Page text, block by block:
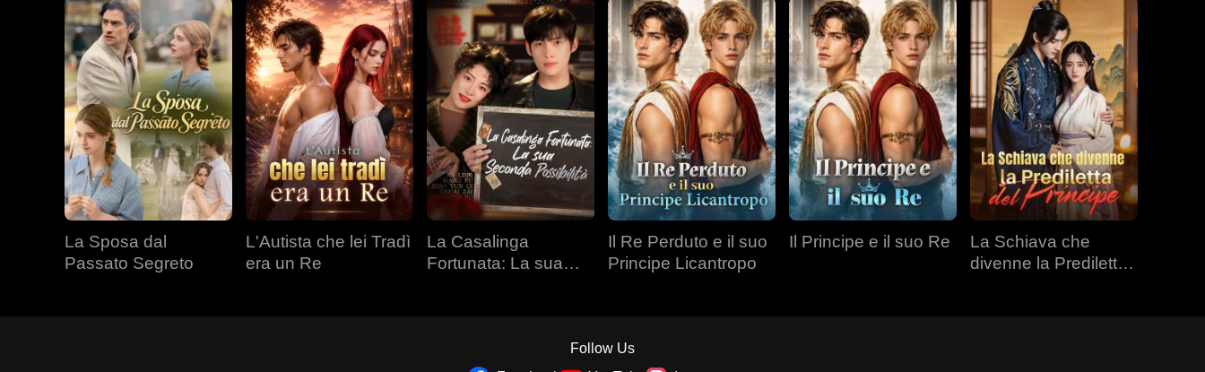
La Sposa dal
Passato Segreto
L'Autista che lei Tradì
era un Re
La Casalinga
Fortunata: La sua
Il Re Perduto e il suo
Principe Licantropo
Il Principe e il suo Re
La Schiava che
divenne la Prediletta
Follow Us